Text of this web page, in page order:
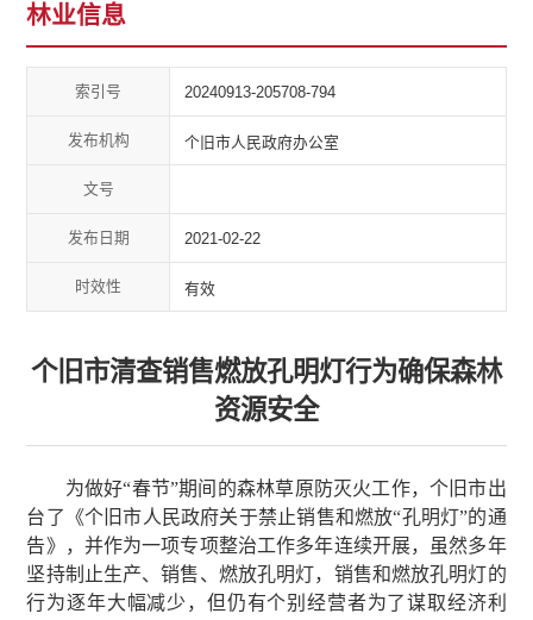
林业信息
索引号 20240913-205708-794
发布机构 个旧市人民政府办公室
文号
发布日期 2021-02-22
时效性 有效
个旧市清查销售燃放孔明灯行为确保森林
资源安全
为做好“春节”期间的森林草原防灭火工作，个旧市出
台了《个旧市人民政府关于禁止销售和燃放“孔明灯”的通
告》，并作为一项专项整治工作多年连续开展，虽然多年
坚持制止生产、销售、燃放孔明灯，销售和燃放孔明灯的
行为逐年大幅减少，但仍有个别经营者为了谋取经济利